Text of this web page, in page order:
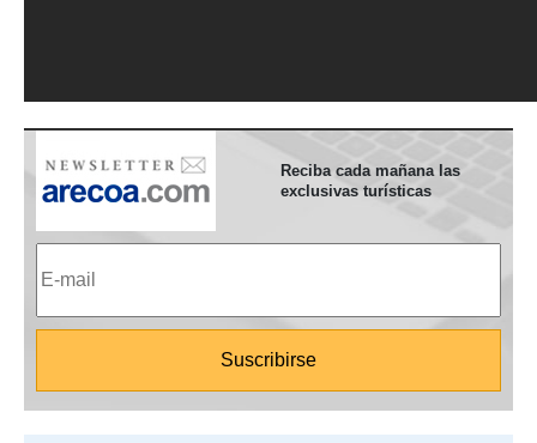
Reciba cada mañana las
exclusivas turísticas